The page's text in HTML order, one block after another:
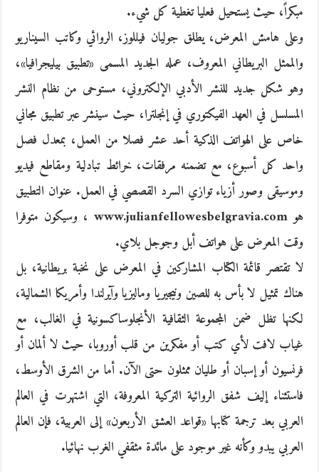
مبكراً، حيث يستحيل فعليا تغطية كل شيء.
وعلى هامش المعرض، يطلق جوليان فيللوز، الروائي وكاتب السيناريو
والممثل البريطاني المعروف، عمله الجديد المسمى «تطبيق بيليجرافيا»،
وهو شكل جديد للنشر الأدبي الإلكتروني، مستوحى من نظام النشر
المسلسل في العهد الفيكتوري في إنجلترا، حيث سينشر عبر تطبيق مجاني
خاص على الهواتف الذكية أحد عشر فصلا من العمل، بمعدل فصل
واحد كل أسبوع، مع تضمنه مرفقات، خرائط تبادلية ومقاطع فيديو
وموسيقى وصور أزياء توازي السرد القصصي في العمل. عنوان التطبيق
هو www.julianfellowesbelgravia.com ، وسيكون متوفرا
وقت المعرض على هواتف أبل وجوجل بلاي.
لا تقتصر قائمة الكتاب المشاركين في المعرض على نخبة بريطانية، بل
هناك تمثيل لا بأس به للصين ونيجيريا وماليزيا وآيرلندا وأمريكا الشمالية،
لكنها تظل ضمن المجموعة الثقافية الأنجلوساكسونية في الغالب، مع
غياب لافت لأي كتب أو مفكرين من قلب أوروبا، حيث لا ألمان أو
فرنسيون أو إسبان أو طليان ممثلون حتى الآن. أما من الشرق الأوسط،
فاستثناء إليف شفق الروائية التركية المعروفة، التي اشتهرت في العالم
العربي بعد ترجمة كتابها «قواعد العشق الأربعون» إلى العربية، فإن العالم
العربي يبدو وكأنه غير موجود على مائدة مثقفي الغرب نهائيا.